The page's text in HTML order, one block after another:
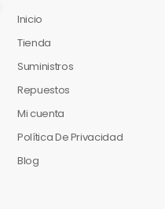
Inicio
Tienda
Suministros
Repuestos
Mi cuenta
Política De Privacidad
Blog